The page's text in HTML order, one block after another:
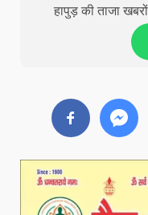
हापुड़ की ताजा